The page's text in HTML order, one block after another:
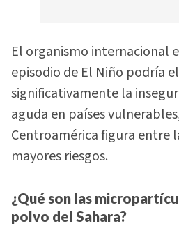
El organismo internacional
episodio de El Niño podría
significativamente la
aguda en países
Centroamérica figura entre
mayores riesgos.
¿Qué son las
polvo del Sahara?